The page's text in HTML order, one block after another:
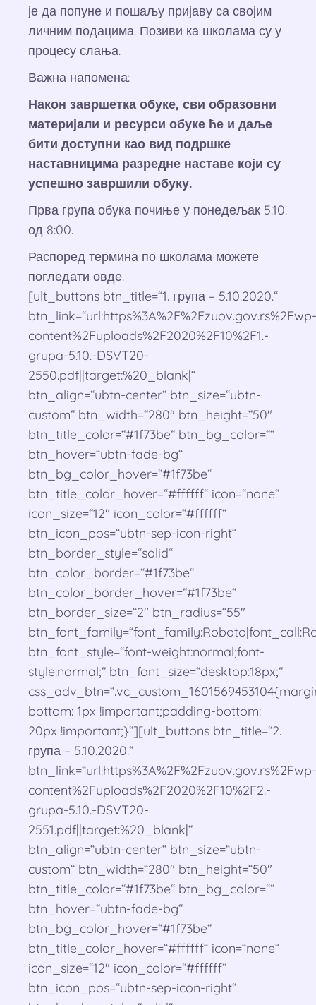
је да попуне и пошаљу пријаву са својим
личним подацима. Позиви ка школама су у
процесу слања.
Важна напомена:
Након завршетка обуке, сви образовни
материјали и ресурси обуке ће и даље
бити доступни као вид подршке
наставницима разредне наставе који су
успешно завршили обуку.
Прва група обука почиње у понедељак 5.10.
од 8:00.
Распоред термина по школама можете
погледати овде.
[ult_buttons btn_title=“1. група – 5.10.2020.“
btn_link=“url:https%3A%2F%2Fzuov.gov.rs%2Fwp-
content%2Fuploads%2F2020%2F10%2F1.-
grupa-5.10.-DSVT20-
2550.pdf||target:%20_blank|“
btn_align=“ubtn-center“ btn_size=“ubtn-
custom“ btn_width=“280″ btn_height=“50″
btn_title_color=“#1f73be“ btn_bg_color=““
btn_hover=“ubtn-fade-bg“
btn_bg_color_hover=“#1f73be“
btn_title_color_hover=“#ffffff“ icon=“none“
icon_size=“12″ icon_color=“#ffffff“
btn_icon_pos=“ubtn-sep-icon-right“
btn_border_style=“solid“
btn_color_border=“#1f73be“
btn_color_border_hover=“#1f73be“
btn_border_size=“2″ btn_radius=“55″
btn_font_style=“font-weight:normal;font-
style:normal;“ btn_font_size=“desktop:18px;“
bottom: 1px !important;padding-bottom:
20px !important;}“][ult_buttons btn_title=“2.
група – 5.10.2020.“
btn_link=“url:https%3A%2F%2Fzuov.gov.rs%2Fwp-
content%2Fuploads%2F2020%2F10%2F2.-
grupa-5.10.-DSVT20-
2551.pdf||target:%20_blank|“
btn_align=“ubtn-center“ btn_size=“ubtn-
custom“ btn_width=“280″ btn_height=“50″
btn_title_color=“#1f73be“ btn_bg_color=““
btn_hover=“ubtn-fade-bg“
btn_bg_color_hover=“#1f73be“
btn_title_color_hover=“#ffffff“ icon=“none“
icon_size=“12″ icon_color=“#ffffff“
btn_icon_pos=“ubtn-sep-icon-right“